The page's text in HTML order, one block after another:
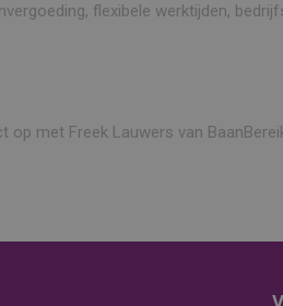
flexibele werktijden,
met Freek Lauwers van